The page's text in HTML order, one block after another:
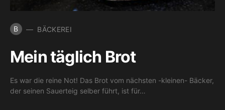
B BÄCKEREI
Mein täglich Brot
Es war die reine Not! Das Brot vom nächsten -kleinen- Bäcker,
der seinen Sauerteig selber führt, ist für…